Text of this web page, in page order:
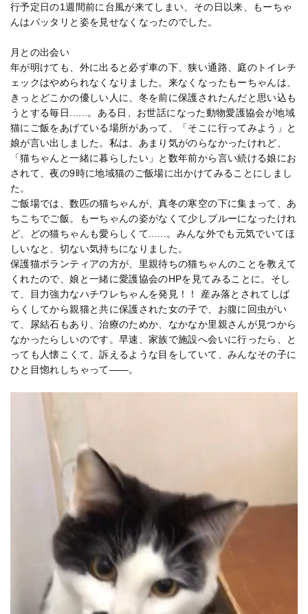
行予定日の1週間前に台風が来てしまい、その日以来、もーちゃ
んはパッタリと姿を見せなくなったのでした。
月との出会い
年が明けても、外に出ると必ず車の下、狭い通路、庭のトイレチ
ェックはやめられなくなりました。来なくなったもーちゃんは、
きっとどこかの優しい人に、冬を前に保護されたんだと思い込も
うとする毎日......。ある日、お世話になった動物愛護協会が地域
猫にご飯をあげている場所があって、「そこに行ってみよう」と
娘が言い出しました。私は、あまり気がのらなかったけれど、
「猫ちゃんと一緒に暮らしたい」と数年前から言い続ける娘にお
されて、夜の9時に地域猫のご飯場に出かけてみることにしまし
た。
ご飯場では、数匹の猫ちゃんが、真冬の寒空の下に集まって、あ
ちこちでご飯。もーちゃんの姿がなくて少しブルーになったけれ
ど、どの猫ちゃんも愛らしくて......。みんな外でも元気でいてほ
しいなと、切ない気持ちになりました。
保護猫ボランティアの方が、里親待ちの猫ちゃんのことを教えて
くれたので、娘と一緒に愛護協会のHPを見てみることに。そし
て、目力強力なハチワレちゃんを発見！！ 産み落とされてしば
らくしてから親猫と共に保護された女の子で、お腹に回虫がい
て、尿結石もあり、治療のためか、なかなか里親さんが見つから
なかったらしいのです。早速、家族で施設へ会いに行ったら、と
っても人懐こくて、訴えるような目をしていて、みんなその子に
ひと目惚れしちゃって――。